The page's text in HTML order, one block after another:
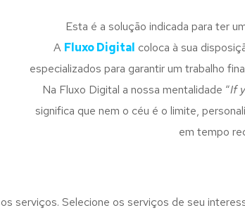
Esta é a solução indicada para ter
A Fluxo Digital coloca à sua
especializados para garantir um trabalho
Na Fluxo Digital a nossa mentalidade “If
significa que nem o céu é o limite,
em tempo
serviços. Selecione os serviços de seu